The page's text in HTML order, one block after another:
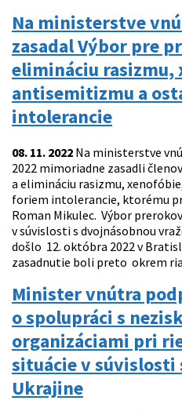
Na ministerstve
zasadal Výbor pre
elimináciu rasizmu,
antisemitizmu a
intolerancie
08. 11. 2022 Na ministerstve
2022 mimoriadne zasadli
a elimináciu rasizmu,
foriem intolerancie, ktorému
Roman Mikulec. Výbor
v súvislosti s dvojnásobnou
došlo 12. októbra 2022 v
zasadnutie boli preto okrem
Minister vnútra
o spolupráci s
organizáciami pri
situácie v súvislosti
Ukrajine